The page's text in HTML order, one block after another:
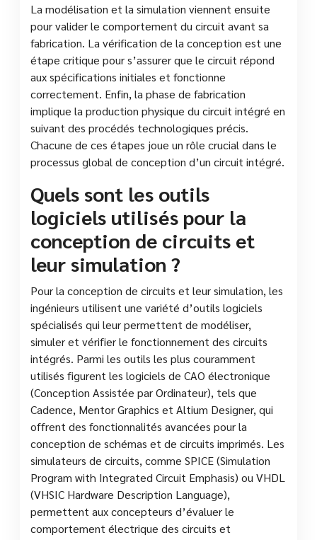
La modélisation et la simulation viennent ensuite
pour valider le comportement du circuit avant sa
fabrication. La vérification de la conception est une
étape critique pour s’assurer que le circuit répond
aux spécifications initiales et fonctionne
correctement. Enfin, la phase de fabrication
implique la production physique du circuit intégré en
suivant des procédés technologiques précis.
Chacune de ces étapes joue un rôle crucial dans le
processus global de conception d’un circuit intégré.
Quels sont les outils
logiciels utilisés pour la
conception de circuits et
leur simulation ?
Pour la conception de circuits et leur simulation, les
ingénieurs utilisent une variété d’outils logiciels
spécialisés qui leur permettent de modéliser,
simuler et vérifier le fonctionnement des circuits
intégrés. Parmi les outils les plus couramment
utilisés figurent les logiciels de CAO électronique
(Conception Assistée par Ordinateur), tels que
Cadence, Mentor Graphics et Altium Designer, qui
offrent des fonctionnalités avancées pour la
conception de schémas et de circuits imprimés. Les
simulateurs de circuits, comme SPICE (Simulation
Program with Integrated Circuit Emphasis) ou VHDL
(VHSIC Hardware Description Language),
permettent aux concepteurs d’évaluer le
comportement électrique des circuits et